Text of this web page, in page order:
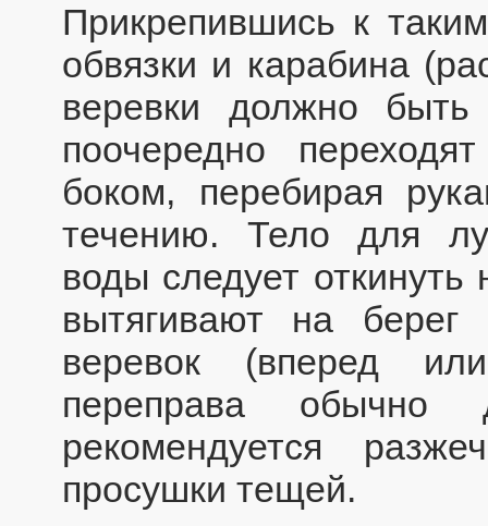
Прикрепившись к
обвязки и карабина
веревки должно
поочередно
боком, перебирая
течению. Тело для
воды следует
вытягивают на
веревок (вперед
переправа обычно
рекомендуется
просушки тещей.